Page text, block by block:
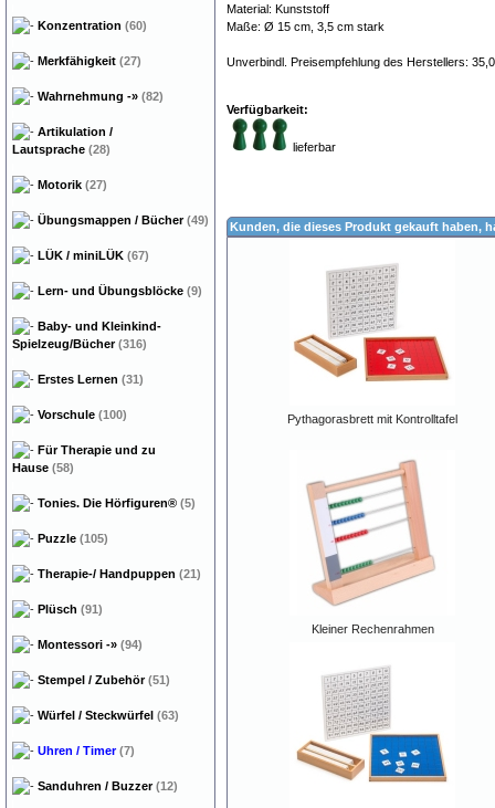
Material: Kunststoff
Maße: Ø 15 cm, 3,5 cm stark
Unverbindl. Preisempfehlung des Herstellers:
Verfügbarkeit:
lieferbar
Kunden, die dieses Produkt gekauft haben,
Pythagorasbrett mit Kontrolltafel
Kleiner Rechenrahmen
Konzentration (60)
Merkfähigkeit (27)
Wahrnehmung -» (82)
Artikulation /
Lautsprache (28)
Motorik (27)
Übungsmappen / Bücher(49)
LÜK / miniLÜK (67)
Lern- und Übungsblöcke (9)
Baby- und Kleinkind-
Spielzeug/Bücher(316)
Erstes Lernen (31)
Vorschule (100)
Für Therapie und zu
Hause (58)
Tonies. Die Hörfiguren® (5)
Puzzle (105)
Therapie-/ Handpuppen (21)
Plüsch (91)
Montessori -» (94)
Stempel / Zubehör(51)
Würfel / Steckwürfel (63)
Uhren / Timer (7)
Sanduhren / Buzzer(12)